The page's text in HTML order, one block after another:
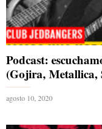
Podcast:
(Gojira, Metallica,
agosto 10, 2020